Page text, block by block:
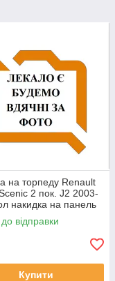
на торпеду Renault
2 пок. J2 2003-
накидка на панель
Рено Гранд Скенік
відправки
Купити